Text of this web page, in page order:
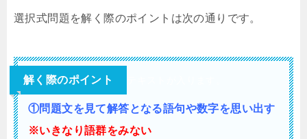
選択式問題を解く際のポイントは次の通りです。
解く際のポイント
①問題文を見て解答となる語句や数字を思い出す
※いきなり語群をみない